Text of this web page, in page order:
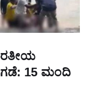
15 ಮಂದಿ